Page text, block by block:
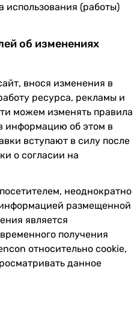
(работы)
об изменениях
внося изменения в
ресурса, рекламы и
можем изменять правила
информацию об этом в
вступают в силу после
о согласии на
неоднократно
размещенной
является
получения
относительно cookie,
данное